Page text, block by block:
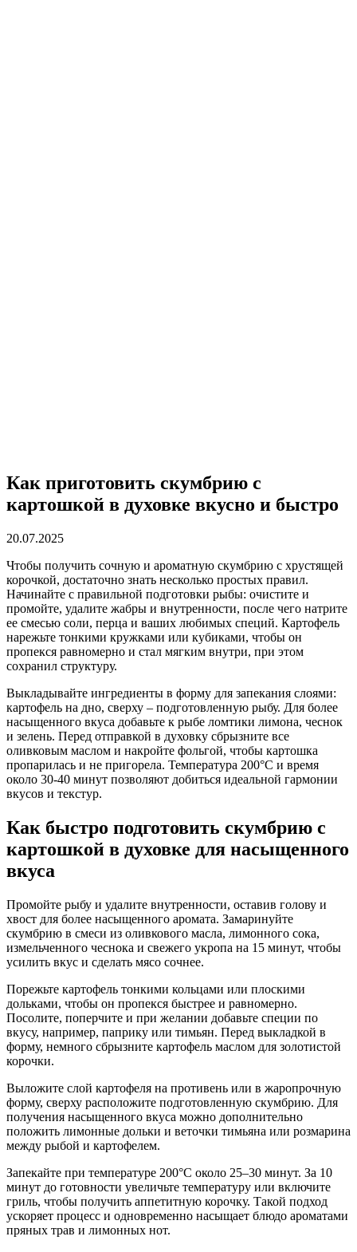
Как приготовить скумбрию с
картошкой в духовке вкусно и быстро
20.07.2025
Чтобы получить сочную и ароматную скумбрию с хрустящей
корочкой, достаточно знать несколько простых правил.
Начинайте с правильной подготовки рыбы: очистите и
промойте, удалите жабры и внутренности, после чего натрите
ее смесью соли, перца и ваших любимых специй. Картофель
нарежьте тонкими кружками или кубиками, чтобы он
пропекся равномерно и стал мягким внутри, при этом
сохранил структуру.
Выкладывайте ингредиенты в форму для запекания слоями:
картофель на дно, сверху – подготовленную рыбу. Для более
насыщенного вкуса добавьте к рыбе ломтики лимона, чеснок
и зелень. Перед отправкой в духовку сбрызните все
оливковым маслом и накройте фольгой, чтобы картошка
пропарилась и не пригорела. Температура 200°C и время
около 30-40 минут позволяют добиться идеальной гармонии
вкусов и текстур.
Как быстро подготовить скумбрию с
картошкой в духовке для насыщенного
вкуса
Промойте рыбу и удалите внутренности, оставив голову и
хвост для более насыщенного аромата. Замаринуйте
скумбрию в смеси из оливкового масла, лимонного сока,
измельченного чеснока и свежего укропа на 15 минут, чтобы
усилить вкус и сделать мясо сочнее.
Порежьте картофель тонкими кольцами или плоскими
дольками, чтобы он пропекся быстрее и равномерно.
Посолите, поперчите и при желании добавьте специи по
вкусу, например, паприку или тимьян. Перед выкладкой в
форму, немного сбрызните картофель маслом для золотистой
корочки.
Выложите слой картофеля на противень или в жаропрочную
форму, сверху расположите подготовленную скумбрию. Для
получения насыщенного вкуса можно дополнительно
положить лимонные дольки и веточки тимьяна или розмарина
между рыбой и картофелем.
Запекайте при температуре 200°C около 25–30 минут. За 10
минут до готовности увеличьте температуру или включите
гриль, чтобы получить аппетитную корочку. Такой подход
ускоряет процесс и одновременно насыщает блюдо ароматами
пряных трав и лимонных нот.